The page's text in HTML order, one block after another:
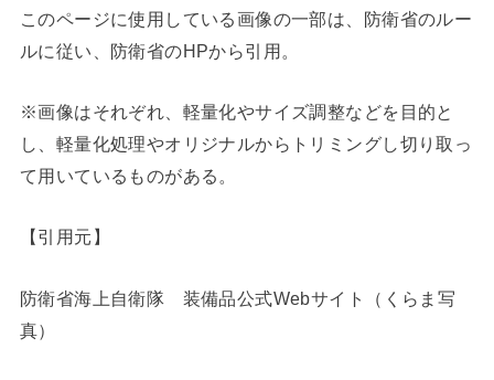
このページに使用している画像の一部は、防衛省のルー
ルに従い、防衛省のHPから引用。
※画像はそれぞれ、軽量化やサイズ調整などを目的と
し、軽量化処理やオリジナルからトリミングし切り取っ
て用いているものがある。
【引用元】
防衛省海上自衛隊 装備品公式Webサイト（くらま写
真）